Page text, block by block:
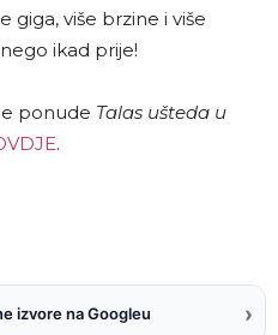
giga, više brzine i više
ikad prije!
ponude Talas ušteda u
.
izvore na Googleu ›